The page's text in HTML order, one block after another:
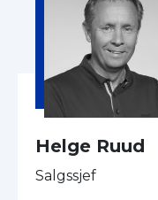
Helge Ruud
Salgssjef